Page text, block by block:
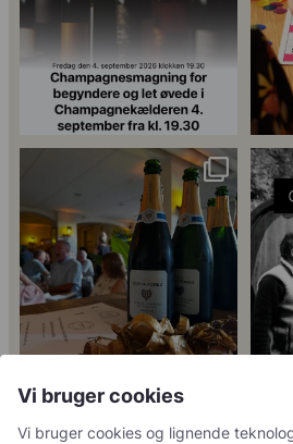
0
Tusind tak til
@minglr_netvaerk_for_singler for
23 0
René
Load More
Vi bruger cookies
Vi bruger cookies og lignende